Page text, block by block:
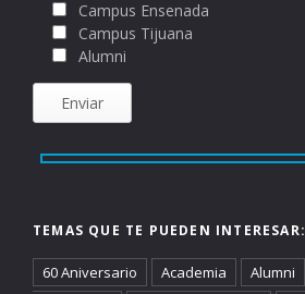
Campus Ensenada
Campus Tijuana
Alumni
TEMAS QUE TE PUEDEN INTERESAR:
60 Aniversario Academia Alumni